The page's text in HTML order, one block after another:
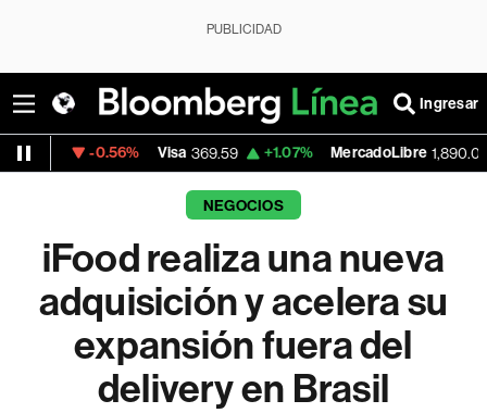
PUBLICIDAD
Ingresar
Visa 369.59 +1.07% MercadoLibre 1,890.05 -0.55%
NEGOCIOS
iFood realiza una nueva
adquisición y acelera su
expansión fuera del
delivery en Brasil